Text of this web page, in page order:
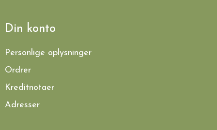
Din konto
Personlige oplysninger
Ordrer
Kreditnotaer
Adresser